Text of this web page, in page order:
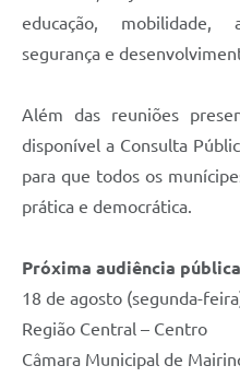
educação, mobilidade,
segurança e
Além das reuniões
disponível a Consulta
para que todos os
prática e democrática.
Próxima audiência
18 de agosto (segunda-
Região Central – Centro
Câmara Municipal de